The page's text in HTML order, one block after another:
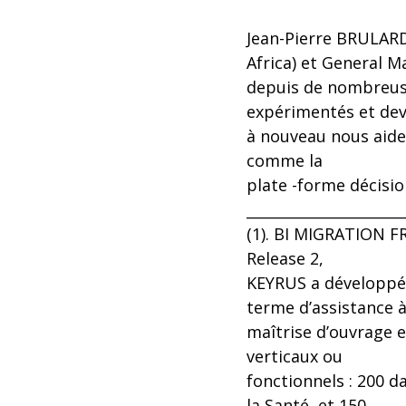
Jean-Pierre
Africa) et General
depuis de
expérimentés et
à nouveau nous
comme la
plate -forme
(1). BI MIGRATION
Release 2,
KEYRUS a
terme d’assistance à
maîtrise d’ouvrage
verticaux ou
fonctionnels : 200